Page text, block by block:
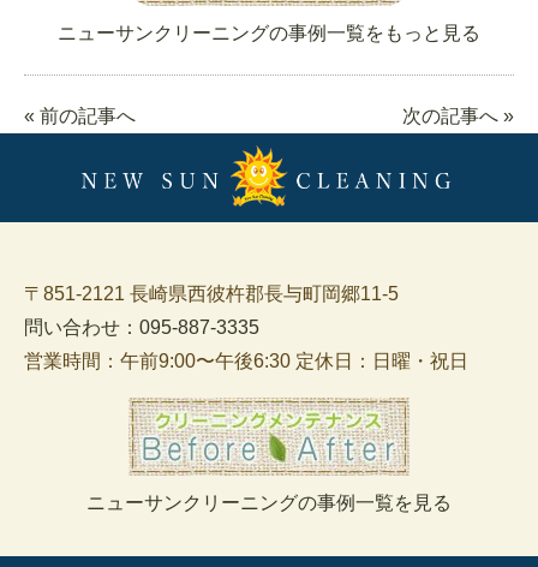
ニューサンクリーニングの事例一覧をもっと見る
« 前の記事へ 次の記事へ »
〒851-2121 長崎県西彼杵郡長与町岡郷11-5
問い合わせ：095-887-3335
営業時間：午前9:00〜午後6:30 定休日：日曜・祝日
ニューサンクリーニングの事例一覧を見る